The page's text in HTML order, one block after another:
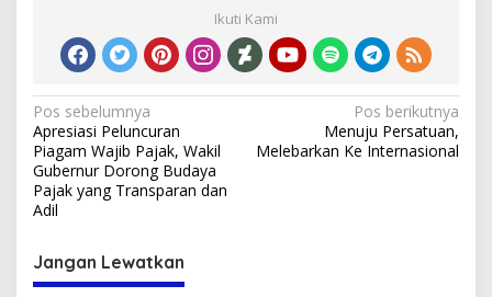
Ikuti Kami
Navigasi
pos
Pos sebelumnya
Apresiasi Peluncuran
Piagam Wajib Pajak, Wakil
Gubernur Dorong Budaya
Pajak yang Transparan dan
Adil
Pos berikutnya
Menuju Persatuan,
Melebarkan Ke Internasional
Jangan Lewatkan